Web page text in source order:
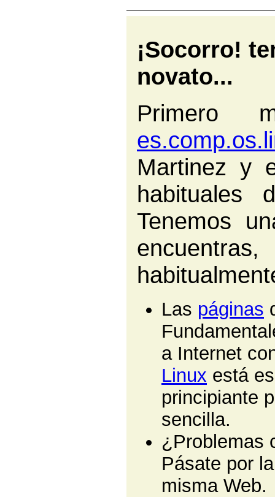
¡Socorro!
novato...
Martinez y
Tenemos
Las páginas
a Internet
Linux está
principiante
sencilla.
¿Problemas
Pásate por
misma Web.